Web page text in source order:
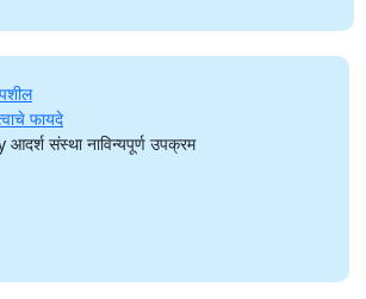
फायदे
संस्था नाविन्यपूर्ण उपक्रम